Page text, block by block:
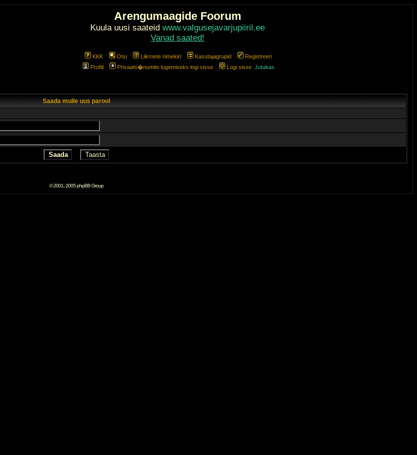
Arengumaagide Foorum
Kuula uusi saateid www.valgusejavarjupiiril.ee
Vanad saated!
KKK Otsi Liikmete nimekiri Kasutajagrupid
Registreeri
Profiil
Privaats�numite lugemiseks logi sisse Logi sisse Jutukas
Saada mulle uus parool
© 2001, 2005 phpBB Group